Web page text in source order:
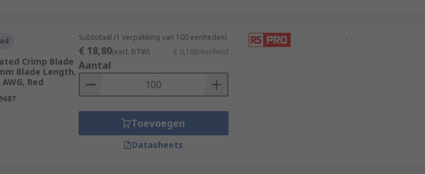
Crimp Blade
Blade Length,
Red
Subtotaal (1 verpakking van 100 eenheden)
€ 18,80(excl. BTW) € 0,188/eenheid
Aantal
Toevoegen
Datasheets
-